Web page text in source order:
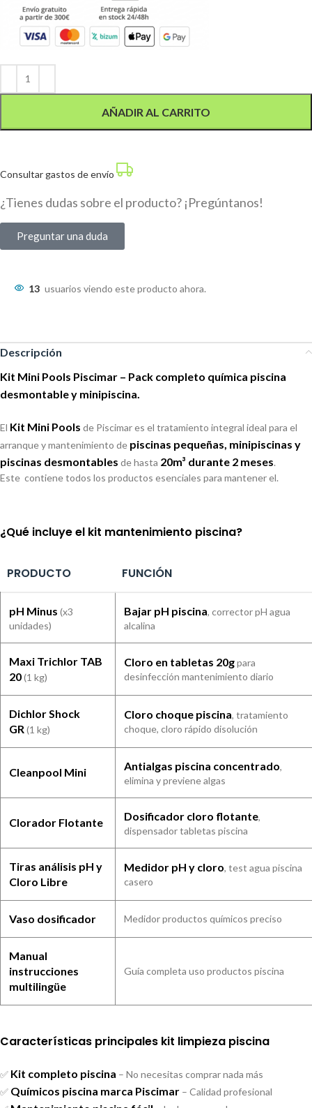
AÑADIR AL CARRITO
Consultar gastos de envío
¿Tienes dudas sobre el producto? ¡Pregúntanos!
Preguntar una duda
13 usuarios viendo este producto ahora.
Descripción
Kit Mini Pools Piscimar – Pack completo química piscina
desmontable y minipiscina.
El Kit Mini Pools de Piscimar es el tratamiento integral ideal para el
arranque y mantenimiento de piscinas pequeñas, minipiscinas y
piscinas desmontables de hasta 20m³ durante 2 meses.
Este contiene todos los productos esenciales para mantener el.
¿Qué incluye el kit mantenimiento piscina?
PRODUCTO FUNCIÓN
pH Minus (x3
unidades)
Bajar pH piscina, corrector pH agua
alcalina
Maxi Trichlor TAB
20(1 kg)
Cloro en tabletas 20gpara
desinfección mantenimiento diario
Dichlor Shock
GR(1 kg)
Cloro choque piscina, tratamiento
choque, cloro rápido disolución
Cleanpool Mini Antialgas piscina concentrado,
elimina y previene algas
Clorador Flotante Dosificador cloro flotante,
dispensador tabletas piscina
Tiras análisis pH y
Cloro Libre
Medidor pH y cloro, test agua piscina
casero
Vaso dosificador Medidor productos químicos preciso
Manual
instrucciones
multilingüe
Guía completa uso productos piscina
Características principales kit limpieza piscina
✅ Kit completo piscina – No necesitas comprar nada más
✅ Químicos piscina marca Piscimar – Calidad profesional